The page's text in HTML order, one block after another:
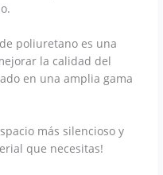
poliuretano es una
la calidad del
en una amplia gama
más silencioso y
que necesitas!